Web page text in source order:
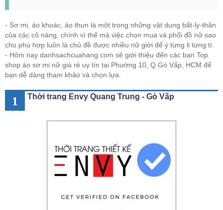
- Sơ mi, áo khoác, áo thun là một trong những vật dụng bất-ly-thân
của các cô nàng, chính vì thế mà việc chọn mua và phối đồ nữ sao
cho phù hợp luôn là chủ đề được nhiều nữ giới để ý từng li từng tí.
- Hôm nay danhsachcuahang.com sẽ giới thiệu đến các bạn Top
shop áo sơ mi nữ giá rẻ uy tín tại Phường 10, Q.Gò Vấp, HCM để
bạn dễ dàng tham khảo và chọn lựa.
1 Thời trang Envy Quang Trung - Gò Vấp